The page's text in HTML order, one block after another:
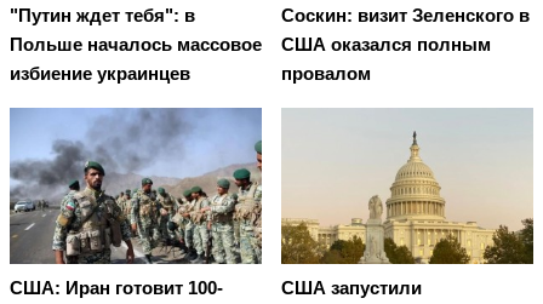
"Путин ждет тебя": в
Польше началось массовое
избиение украинцев
Соскин: визит Зеленского в
США оказался полным
провалом
США: Иран готовит 100- США запустили